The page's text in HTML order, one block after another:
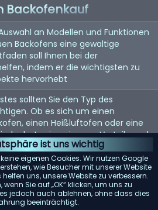
ist uns wichtig
eigenen Cookies. Wir nutzen Google
wie Besucher mit unserer Website
uns, unsere Website zu verbessern.
Sie auf „OK“ klicken, um uns zu
jedoch auch ablehnen, ohne dass dies
beeinträchtigt.
Backofenkauf
an Modellen und Funktionen
Backofens eine gewaltige
soll Ihnen bei der
indem er die wichtigsten zu
hervorhebt
sollten Sie den Typ des
Ob es sich um einen
einen Heißluftofen oder eine
hat seine eigenen Vorteile und
Kochstile.
Backofens sollte sowohl Ihren
auch dem verfügbaren Platz in
Messen Sie den verfügbaren
Sie das Fassungsvermögen